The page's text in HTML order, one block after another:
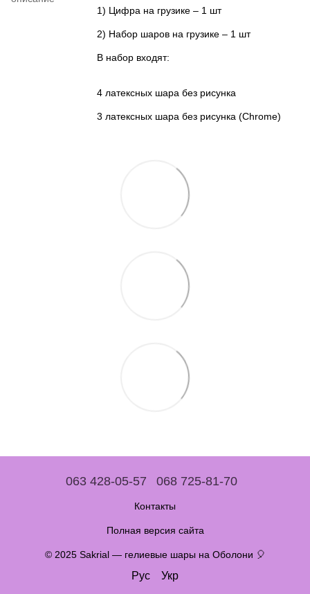
1) Цифра на грузике – 1 шт
2) Набор шаров на грузике – 1 шт
В набор входят:
4 латексных шара без рисунка
3 латексных шара без рисунка (Chrome)
063 428-05-57 068 725-81-70
Контакты
Полная версия сайта
© 2025 Sakrial — гелиевые шары на Оболони 🎈
Рус Укр